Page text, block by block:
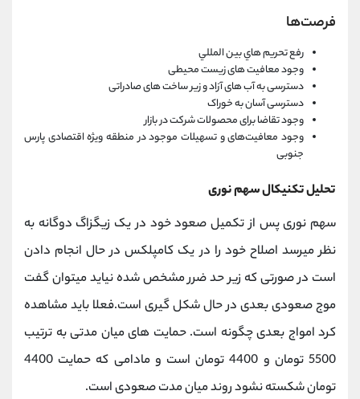
فرصت‌ها
رفع تحريم هاي بين المللي
وجود معافیت های زیست محیطی
دسترسی به آب های آزاد و زیر ساخت های صادراتی
دسترسی آسان به خوراک
وجود تقاضا برای محصولات شرکت در بازار
وجود معافیت‌های و تسهیلات موجود در منطقه ویژه اقتصادی پارس
جنوبی
تحلیل تکنیکال سهم نوری
سهم نوری پس از تکمیل صعود خود در یک زیگزاگ دوگانه به
نظر میرسد اصلاح خود را در یک کامپلکس در حال انجام دادن
است در صورتی که زیر حد ضرر مشخص شده نیاید میتوان گفت
موج صعودی بعدی در حال شکل گیری است.فعلا باید مشاهده
کرد امواج بعدی چگونه است. حمایت های میان مدتی به ترتیب
5500 تومان و 4400 تومان است و مادامی که حمایت 4400
تومان شکسته نشود روند میان مدت صعودی است.